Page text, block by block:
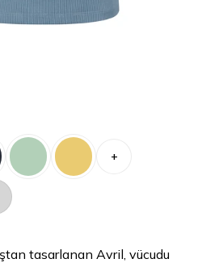
+
tasarlanan Avril, vücudu